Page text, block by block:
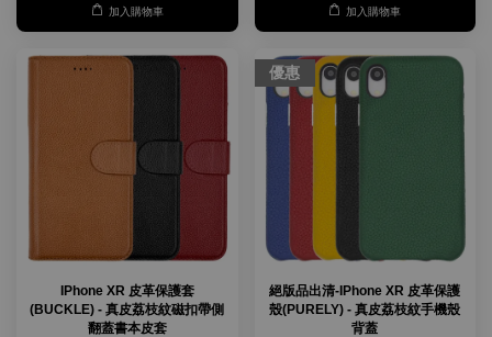
加入購物車 加入購物車
IPhone XR 皮革保護套
(BUCKLE) - 真皮荔枝紋磁扣帶側
翻蓋書本皮套
優惠
絕版品出清-IPhone XR 皮革保護
殼(PURELY) - 真皮荔枝紋手機殼
背蓋